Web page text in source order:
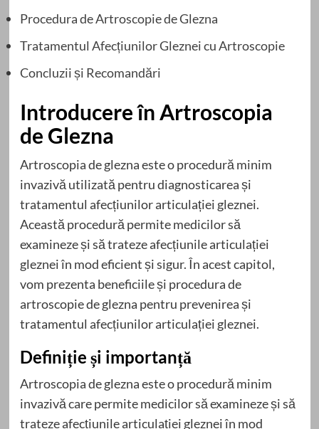
Procedura de Artroscopie de Glezna
Tratamentul Afecțiunilor Gleznei cu Artroscopie
Concluzii și Recomandări
Introducere în Artroscopia
de Glezna
Artroscopia de glezna este o procedură minim
invazivă utilizată pentru diagnosticarea și
tratamentul afecțiunilor articulației gleznei.
Această procedură permite medicilor să
examineze și să trateze afecțiunile articulației
gleznei în mod eficient și sigur. În acest capitol,
vom prezenta beneficiile și procedura de
artroscopie de glezna pentru prevenirea și
tratamentul afecțiunilor articulației gleznei.
Definiție și importanță
Artroscopia de glezna este o procedură minim
invazivă care permite medicilor să examineze și să
trateze afecțiunile articulației gleznei în mod